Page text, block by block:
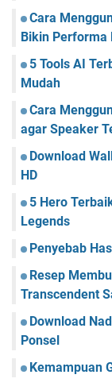
Cara
Bikin Performa
5 Tools AI
Mudah
Cara
agar Speaker
Download
HD
5 Hero
Legends
Penyebab
Resep
Transcendent
Download
Ponsel
Kemampuan